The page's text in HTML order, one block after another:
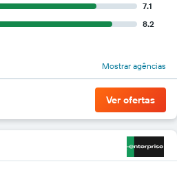
7.1
8.2
Mostrar agências
Ver ofertas